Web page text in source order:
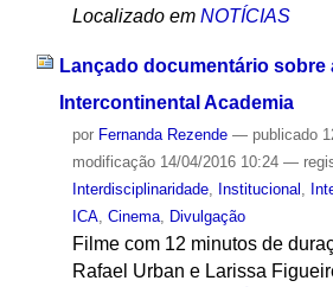
Localizado em NOTÍCIAS
Lançado documentário sobre
Intercontinental Academia
por Fernanda Rezende — publicado
modificação14/04/2016 10:24 —
Interdisciplinaridade, Institucional ,
ICA, Cinema, Divulgação
Filme com 12 minutos de
Rafael Urban e Larissa